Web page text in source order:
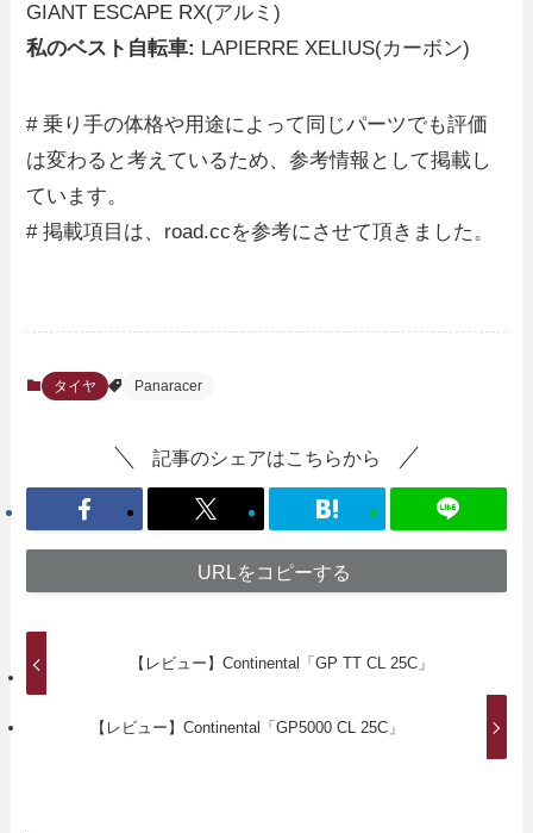
GIANT ESCAPE RX(アルミ)
私のベスト自転車: LAPIERRE XELIUS(カーボン)
# 乗り手の体格や用途によって同じパーツでも評価
は変わると考えているため、参考情報として掲載し
ています。
# 掲載項目は、road.ccを参考にさせて頂きました。
タイヤ Panaracer
記事のシェアはこちらから
URLをコピーする
【レビュー】Continental「GP TT CL 25C」
【レビュー】Continental「GP5000 CL 25C」